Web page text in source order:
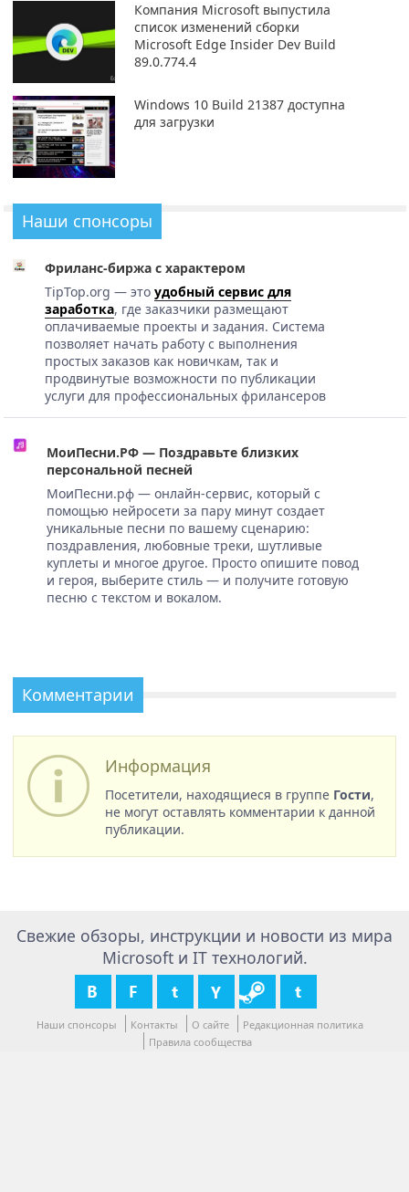
Компания Microsoft выпустила
список изменений сборки
Microsoft Edge Insider Dev Build
89.0.774.4
Windows 10 Build 21387 доступна
для загрузки
Наши спонсоры
Фриланс-биржа с характером
TipTop.org — это удобный сервис для
заработка, где заказчики размещают
оплачиваемые проекты и задания. Система
позволяет начать работу с выполнения
простых заказов как новичкам, так и
продвинутые возможности по публикации
услуги для профессиональных фрилансеров
МоиПесни.РФ — Поздравьте близких
персональной песней
МоиПесни.рф — онлайн-сервис, который с
помощью нейросети за пару минут создает
уникальные песни по вашему сценарию:
поздравления, любовные треки, шутливые
куплеты и многое другое. Просто опишите повод
и героя, выберите стиль — и получите готовую
песню с текстом и вокалом.
Комментарии
Информация
Посетители, находящиеся в группе Гости,
не могут оставлять комментарии к данной
публикации.
Свежие обзоры, инструкции и новости из мира
Microsoft и IT технологий.
Наши спонсоры Контакты О сайте
Редакционная политика
Правила сообщества